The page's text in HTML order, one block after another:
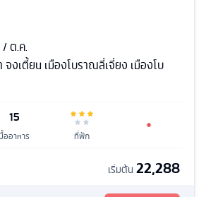
/ ต.ค.
งเตี้ยน เมืองโบราณลี่เจี่ยง เมืองโบ
15
ออาหาร ที่พัก
เริ่มต้น 22,288